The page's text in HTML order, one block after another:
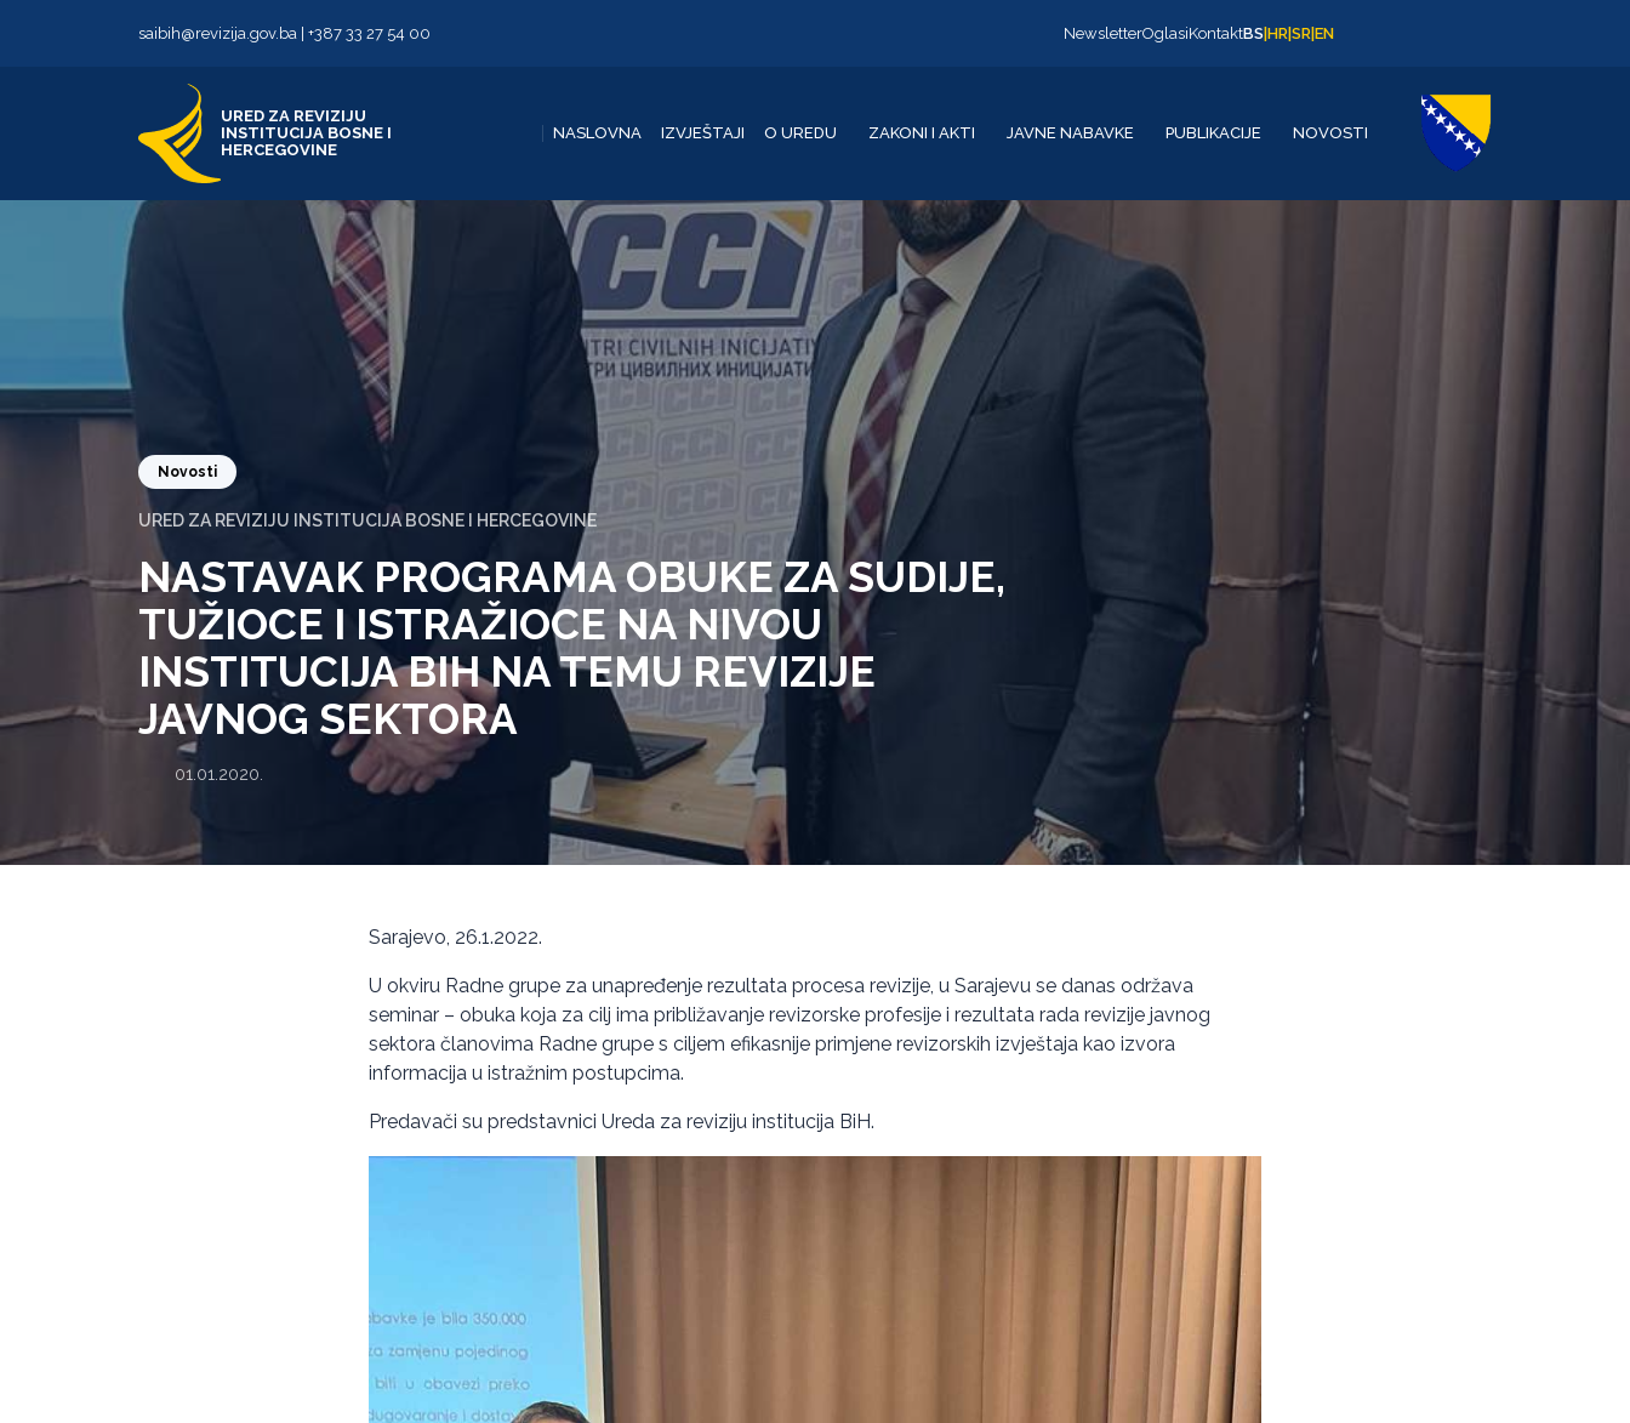
saibih@revizija.gov.ba +387 33 27 54 00 NewsletterOglasiKontaktBS HR SR EN
URED ZA REVIZIJU
INSTITUCIJA BOSNE I
HERCEGOVINE
NASLOVNA IZVJEŠTAJI O UREDU ZAKONI I AKTI JAVNE NABAVKE PUBLIKACIJE NOVOSTI
Novosti
URED ZA REVIZIJU INSTITUCIJA BOSNE I HERCEGOVINE
NASTAVAK PROGRAMA OBUKE ZA SUDIJE,
TUŽIOCE I ISTRAŽIOCE NA NIVOU
INSTITUCIJA BIH NA TEMU REVIZIJE
JAVNOG SEKTORA
01.01.2020.
Sarajevo, 26.1.2022.
U okviru Radne grupe za unapređenje rezultata procesa revizije, u Sarajevu se danas održava
seminar – obuka koja za cilj ima približavanje revizorske profesije i rezultata rada revizije javnog
sektora članovima Radne grupe s ciljem efikasnije primjene revizorskih izvještaja kao izvora
informacija u istražnim postupcima.
Predavači su predstavnici Ureda za reviziju institucija BiH.